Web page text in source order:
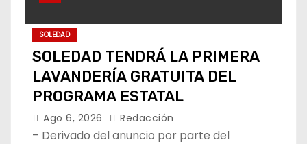
SOLEDAD
SOLEDAD TENDRÁ LA PRIMERA
LAVANDERÍA GRATUITA DEL
PROGRAMA ESTATAL
Ago 6, 2026 Redacción
– Derivado del anuncio por parte del